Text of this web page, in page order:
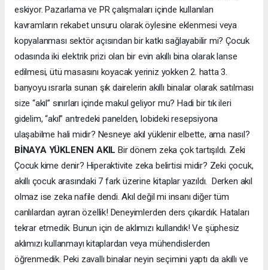
eskiyor. Pazarlama ve PR çalışmaları içinde kullanılan
kavramların rekabet unsuru olarak öylesine eklenmesi veya
kopyalanması sektör açısından bir katkı sağlayabilir mi? Çocuk
odasında iki elektrik prizi olan bir evin akıllı bina olarak lanse
edilmesi, ütü masasını koyacak yeriniz yokken 2. hatta 3.
banyoyu ısrarla sunan şık dairelerin akıllı binalar olarak satılması
size “akıl” sınırları içinde makul geliyor mu? Hadi bir tık ileri
gidelim, “akıl” antredeki panelden, lobideki resepsiyona
ulaşabilme hali midir? Nesneye akıl yüklenir elbette, ama nasıl?
BİNAYA YÜKLENEN AKIL Bir dönem zeka çok tartışıldı. Zeki
Çocuk kime denir? Hiperaktivite zeka belirtisi midir? Zeki çocuk,
akıllı çocuk arasındaki 7 fark üzerine kitaplar yazıldı. Derken akıl
olmaz ise zeka nafile dendi. Akıl değil mi insanı diğer tüm
canlılardan ayıran özellik! Deneyimlerden ders çıkardık. Hataları
tekrar etmedik. Bunun için de aklımızı kullandık! Ve şüphesiz
aklımızı kullanmayı kitaplardan veya mühendislerden
öğrenmedik. Peki zavallı binalar neyin seçimini yaptı da akıllı ve